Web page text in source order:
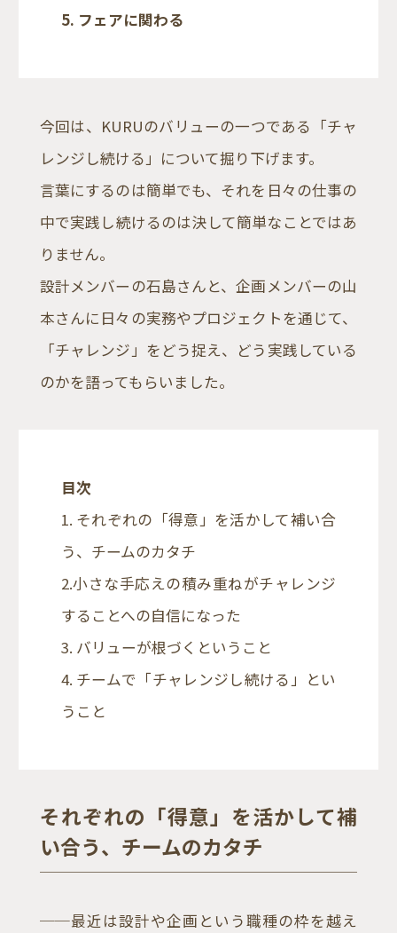
5. フェアに関わる
今回は、KURUのバリューの一つである「チャ
レンジし続ける」について掘り下げます。
言葉にするのは簡単でも、それを日々の仕事の
中で実践し続けるのは決して簡単なことではあ
りません。
設計メンバーの石島さんと、企画メンバーの山
本さんに日々の実務やプロジェクトを通じて、
「チャレンジ」をどう捉え、どう実践している
のかを語ってもらいました。
目次
1. それぞれの「得意」を活かして補い合
う、チームのカタチ
2.小さな手応えの積み重ねがチャレンジ
することへの自信になった
3. バリューが根づくということ
4. チームで「チャレンジし続ける」とい
うこと
それぞれの「得意」を活かして補
い合う、チームのカタチ
──最近は設計や企画という職種の枠を越え